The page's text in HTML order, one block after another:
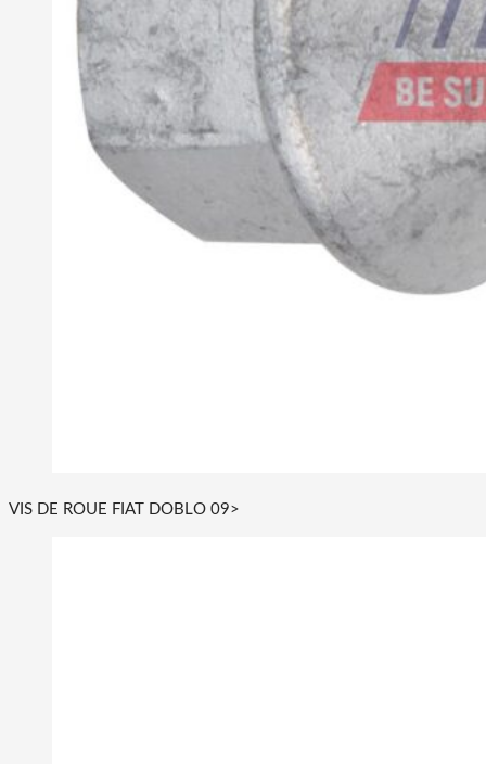
VIS DE ROUE FIAT DOBLO 09>